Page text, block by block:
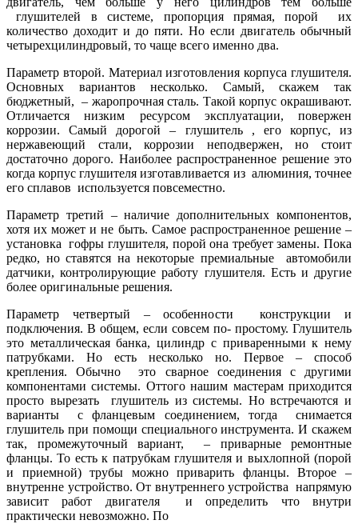
глушителей в системе, пропорция прямая, порой их
количество доходит и до пяти. Но если двигатель обычный
четырехцилиндровый, то чаще всего именно два.
Параметр второй. Материал изготовления корпуса глушителя.
Основных вариантов несколько. Самый, скажем так
бюджетный, – жаропрочная сталь. Такой корпус окрашивают.
Отличается низким ресурсом эксплуатации, повержен
коррозии. Самый дорогой – глушитель , его корпус, из
нержавеющий стали, коррозии неподвержен, но стоит
достаточно дорого. Наиболее распространенное решение это
когда корпус глушителя изготавливается из алюминия, точнее
его сплавов используется повсеместно.
Параметр третий – наличие дополнительных компонентов,
хотя их может и не быть. Самое распространенное решение –
установка гофры глушителя, порой она требует замены. Пока
редко, но ставятся на некоторые премиальные автомобили
датчики, контролирующие работу глушителя. Есть и другие
более оригинальные решения.
Параметр четвертый – особенности конструкции и
подключения. В общем, если совсем по- простому. Глушитель
это металлическая банка, цилиндр с приваренными к нему
патрубками. Но есть несколько но. Первое – способ
крепления. Обычно это сварное соединения с другими
компонентами системы. Оттого нашим мастерам приходится
просто вырезать глушитель из системы. Но встречаются и
варианты с фланцевым соединением, тогда снимается
глушитель при помощи специального инструмента. И скажем
так, промежуточный вариант, – приварные ремонтные
фланцы. То есть к патрубкам глушителя и выхлопной (порой
и приемной) трубы можно приварить фланцы. Второе –
внутренне устройство. От внутреннего устройства напрямую
зависит работ двигателя и определить что внутри
практически невозможно. По